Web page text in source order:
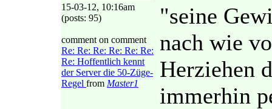
15-03-12, 10:16am
(posts: 95)
comment on comment
Re: Re: Re: Re: Re: Re:
Re: Hoffentlich kennt
der Server die 50-Züge-
Regel from Master1
"seine
nach wie
Herziehen
immerhin